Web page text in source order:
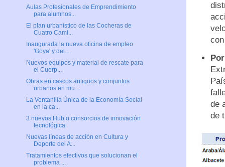
de
de
Aulas Profesionales de Emprendimiento
para alumnos...
El plan urbanístico de las Cocheras de
Cuatro Cami...
Inaugurada la nueva oficina de empleo
'Goya' y del...
Nuevos equipos y material de rescate para
el Cuerp...
Obras en cascos antiguos y conjuntos
urbanos en mu...
La Ventanilla Única de la Economía Social
en la ca...
3 nuevos Hub o consorcios de innovación
tecnológica
Nuevas líneas de acción en Cultura y
Deporte del A...
Tratamientos efectivos que solucionan el
problema ...